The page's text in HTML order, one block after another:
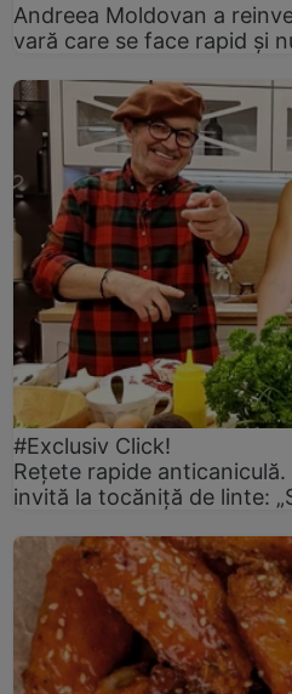
Andreea Moldovan a
vară care se face rapid și
#Exclusiv Click!
Rețete rapide
invită la tocăniță de linte: